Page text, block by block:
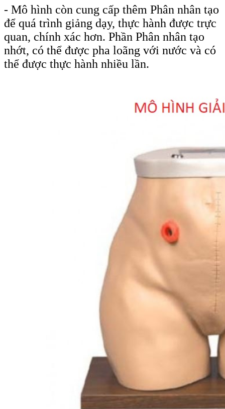
- Mô hình còn cung cấp thêm Phân nhân tạo
để quá trình giảng dạy, thực hành được trực
quan, chính xác hơn. Phần Phân nhân tạo
nhớt, có thể được pha loãng với nước và có
thể được thực hành nhiều lần.